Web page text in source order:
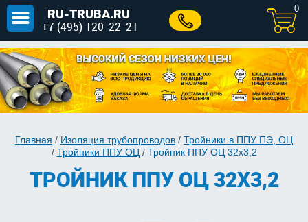
RU-TRUBA.RU
+7 (495) 120-22-21
0
Главная / Изоляция трубопроводов / Тройники в ППУ ПЭ, ОЦ
/ Тройники ППУ ОЦ / Тройник ППУ ОЦ 32х3,2
ТРОЙНИК ППУ ОЦ 32Х3,2